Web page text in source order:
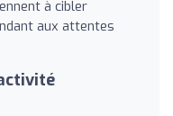
à cibler
aux attentes